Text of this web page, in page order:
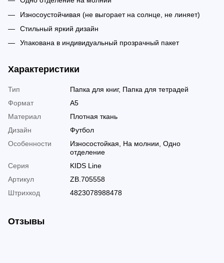
Износоустойчивая (не выгорает на солнце, не линяет)
Стильный яркий дизайн
Упакована в индивидуальный прозрачный пакет
Характеристики
Тип
Папка для книг, Папка для тетрадей
Формат
А5
Материал
Плотная ткань
Дизайн
Футбол
Особенности
Износостойкая, На молнии, Одно
отделение
Серия
KIDS Line
Артикул
ZB.705558
Штрихкод
4823078988478
Отзывы